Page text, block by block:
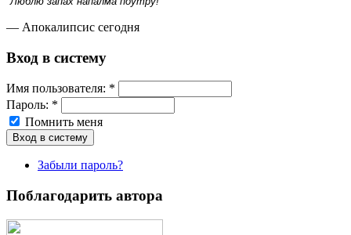
— Апокалипсис сегодня
Вход в систему
Имя пoльзовaтeля: *
Пароль: *
Помнить меня
Забыли пароль?
Поблагодарить автора